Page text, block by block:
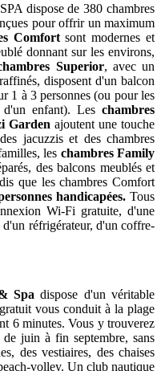
dispose de 380 chambres
pour offrir un maximum
Comfortsont modernes et
donnant sur les environs,
Superior, avec un
disposent d'un balcon
1 à 3 personnes (ou pour les
enfant). Les chambres
Garden ajoutent une touche
jacuzzis et des chambres
les chambres Family
des balcons meublés et
que les chambres Comfort
handicapées. Tous
Wi-Fi gratuite, d'une
réfrigérateur, d'un coffre-
Spa dispose d'un véritable
vous conduit à la plage
6 minutes. Vous y trouverez
juin à fin septembre, sans
des vestiaires, des chaises
volley. Un club nautique